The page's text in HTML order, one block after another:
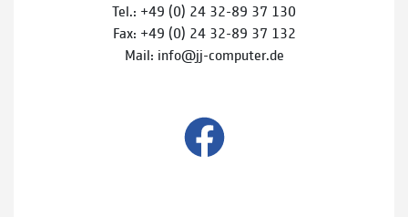
Tel.: +49 (0) 24 32-89 37 130
Fax: +49 (0) 24 32-89 37 132
Mail: info@jj-computer.de